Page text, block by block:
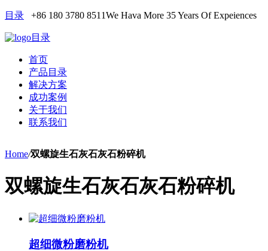
目录 +86 180 3780 8511We Hava More 35 Years Of Expeiences
目录
首页
产品目录
解决方案
成功案例
关于我们
联系我们
Home/双螺旋生石灰石灰石粉碎机
双螺旋生石灰石灰石粉碎机
超细微粉磨粉机